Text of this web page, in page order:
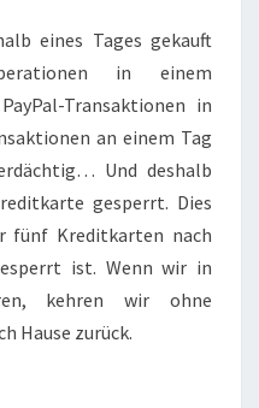
eines Tages gekauft
in einem
Transaktionen in
an einem Tag
Und deshalb
gesperrt. Dies
fünf Kreditkarten nach
ist. Wenn wir in
kehren wir ohne
Hause zurück.